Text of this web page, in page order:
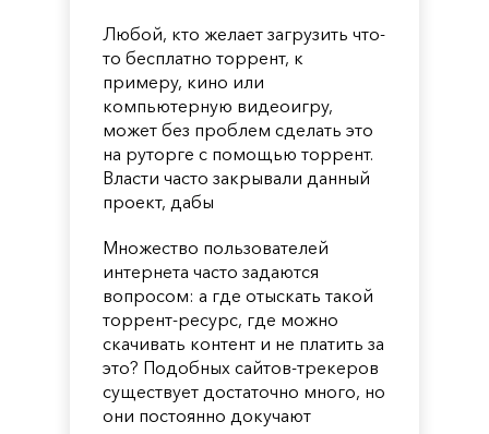
Любой, кто желает загрузить что-
то бесплатно торрент, к
примеру, кино или
компьютерную видеоигру,
может без проблем сделать это
на руторге с помощью торрент.
Власти часто закрывали данный
проект, дабы
Множество пользователей
интернета часто задаются
вопросом: а где отыскать такой
торрент-ресурс, где можно
скачивать контент и не платить за
это? Подобных сайтов-трекеров
существует достаточно много, но
они постоянно докучают